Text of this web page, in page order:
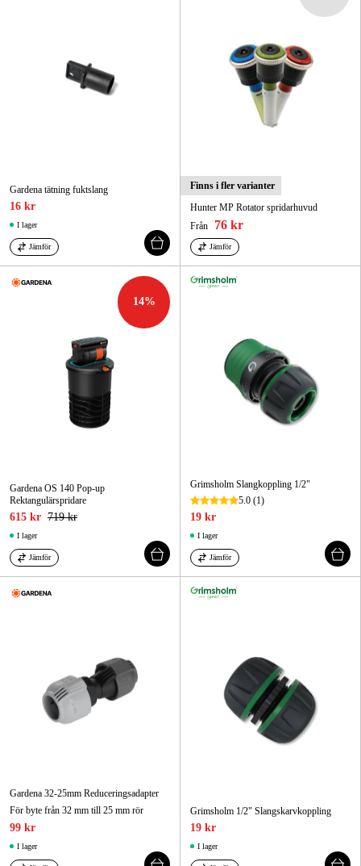
Gardena tätning fuktslang
16 kr
I lager
Jämför
Finns i fler varianter
Hunter MP Rotator spridarhuvud
Från
76 kr
Jämför
14%
Gardena OS 140 Pop-up
Rektangulärspridare
615 kr 719 kr
I lager
Jämför
Grimsholm Slangkoppling 1/2"
5.0 (1)
19 kr
I lager
Jämför
Gardena 32-25mm Reduceringsadapter
För byte från 32 mm till 25 mm rör
99 kr
I lager
Grimsholm 1/2" Slangskarvkoppling
19 kr
I lager